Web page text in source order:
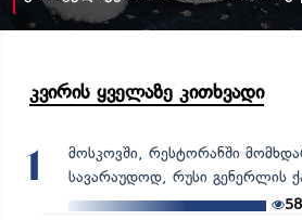
კვირის ყველაზე კითხვადი
1
მოსკოვში, რესტორანში
სავარაუდოდ, რუსი გენერლის